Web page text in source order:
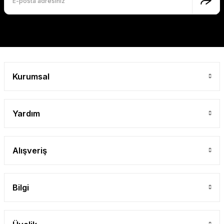
Kurumsal
Yardım
Alışveriş
Bilgi